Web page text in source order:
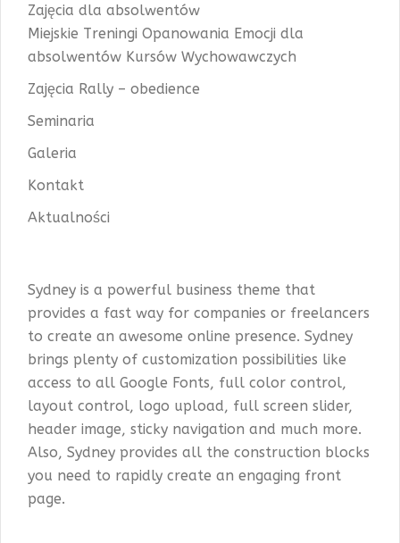
Zajęcia dla absolwentów
Miejskie Treningi Opanowania Emocji dla
absolwentów Kursów Wychowawczych
Zajęcia Rally – obedience
Seminaria
Galeria
Kontakt
Aktualności
Sydney is a powerful business theme that
provides a fast way for companies or freelancers
to create an awesome online presence. Sydney
brings plenty of customization possibilities like
access to all Google Fonts, full color control,
layout control, logo upload, full screen slider,
header image, sticky navigation and much more.
Also, Sydney provides all the construction blocks
you need to rapidly create an engaging front
page.